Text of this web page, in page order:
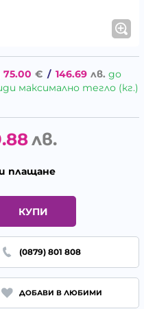
75.00 € / 146.69 лв. до
максимално тегло (кг.)
лв.
плащане
КУПИ
(0879) 801 808
ДОБАВИ В ЛЮБИМИ